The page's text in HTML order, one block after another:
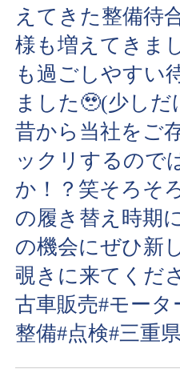
えてきた整備待
様も増えてきま
も過ごしやすい
ました🥹(少し
昔から当社をご
ックリするので
か！？笑そろそ
の履き替え時期
の機会にぜひ新
覗きに来てくだ
古車販売#モータ
整備#点検#三重